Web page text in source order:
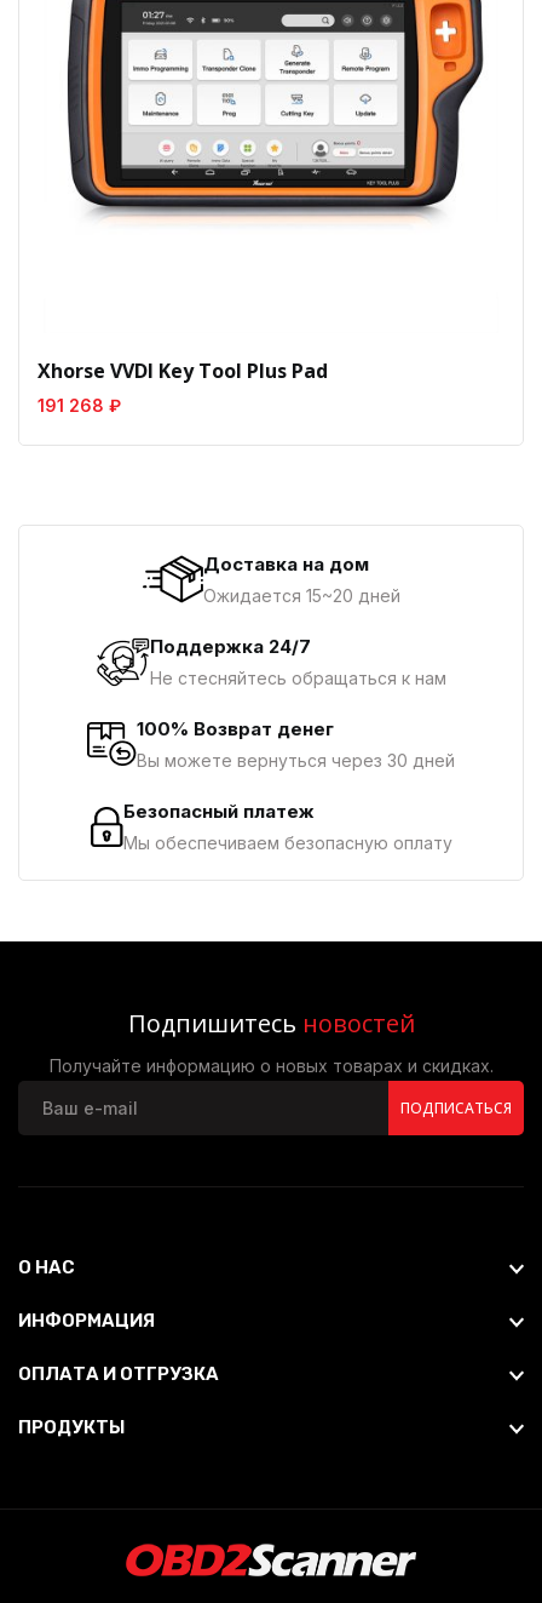
Xhorse VVDI Key Tool Plus Pad
191 268 ₽
Доставка на дом
Ожидается 15~20 дней
Поддержка 24/7
Не стесняйтесь обращаться к нам
100% Возврат денег
Вы можете вернуться через 30 дней
Безопасный платеж
Мы обеспечиваем безопасную оплату
Подпишитесь новостей
Получайте информацию о новых товарах и скидках.
ПОДПИСАТЬСЯ
О НАС
ИНФОРМАЦИЯ
ОПЛАТА И ОТГРУЗКА
ПРОДУКТЫ